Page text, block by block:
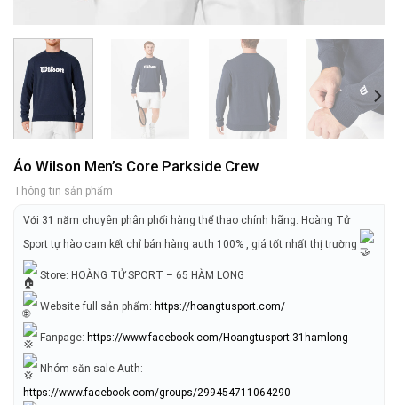
Áo Wilson Men’s Core Parkside Crew
Thông tin sản phẩm
Với 31 năm chuyên phân phối hàng thể thao chính hãng. Hoàng Tử
Sport tự hào cam kết chỉ bán hàng auth 100% , giá tốt nhất thị trường
Store: HOÀNG TỬ SPORT – 65 HÀM LONG
Website full sản phẩm: https://hoangtusport.com/
Fanpage: https://www.facebook.com/Hoangtusport.31hamlong
Nhóm săn sale Auth:
https://www.facebook.com/groups/299454711064290